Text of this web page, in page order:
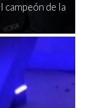
campeón de la